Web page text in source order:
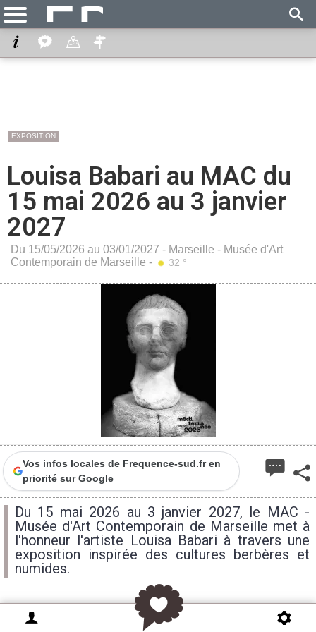
EXPOSITION
Louisa Babari au MAC du
15 mai 2026 au 3 janvier
2027
Du 15/05/2026 au 03/01/2027 - Marseille - Musée d'Art
Contemporain de Marseille - 32 °
Vos infos locales de Frequence-sud.fr en
priorité sur Google
Du 15 mai 2026 au 3 janvier 2027, le MAC -
Musée d'Art Contemporain de Marseille met à
l'honneur l'artiste Louisa Babari à travers une
exposition inspirée des cultures berbères et
numides.
Labellisée « Saison Algérienne », cette exposition,